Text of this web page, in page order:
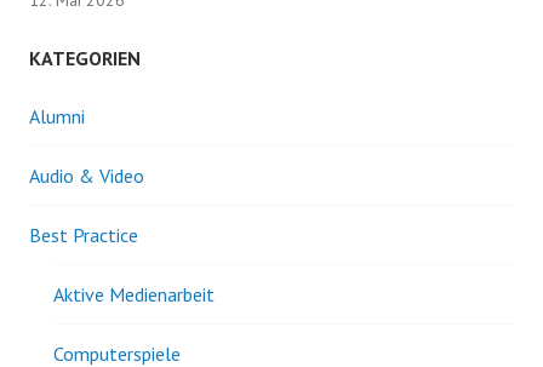
KATEGORIEN
Alumni
Audio & Video
Best Practice
Aktive Medienarbeit
Computerspiele